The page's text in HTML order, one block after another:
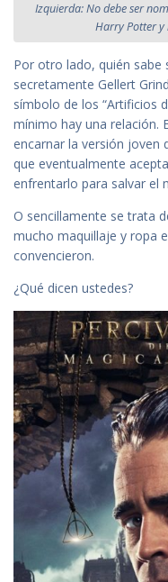
Izquierda: No debe ser
Harry Potter y
Por otro lado, quién sabe
secretamente Gellert
símbolo de los “Artificios
mínimo hay una relación.
encarnar la versión joven
que eventualmente
enfrentarlo para salvar el
O sencillamente se trata
mucho maquillaje y ropa
convencieron.
¿Qué dicen ustedes?